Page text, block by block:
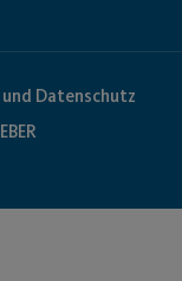
Datenschutz